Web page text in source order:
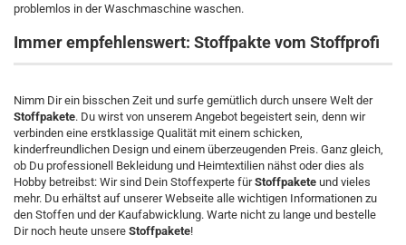
problemlos in der Waschmaschine waschen.
Immer empfehlenswert: Stoffpakte vom Stoffprofi
Nimm Dir ein bisschen Zeit und surfe gemütlich durch unsere Welt der
Stoffpakete. Du wirst von unserem Angebot begeistert sein, denn wir
verbinden eine erstklassige Qualität mit einem schicken,
kinderfreundlichen Design und einem überzeugenden Preis. Ganz gleich,
ob Du professionell Bekleidung und Heimtextilien nähst oder dies als
Hobby betreibst: Wir sind Dein Stoffexperte fürStoffpakete und vieles
mehr. Du erhältst auf unserer Webseite alle wichtigen Informationen zu
den Stoffen und der Kaufabwicklung. Warte nicht zu lange und bestelle
Dir noch heute unsere Stoffpakete!